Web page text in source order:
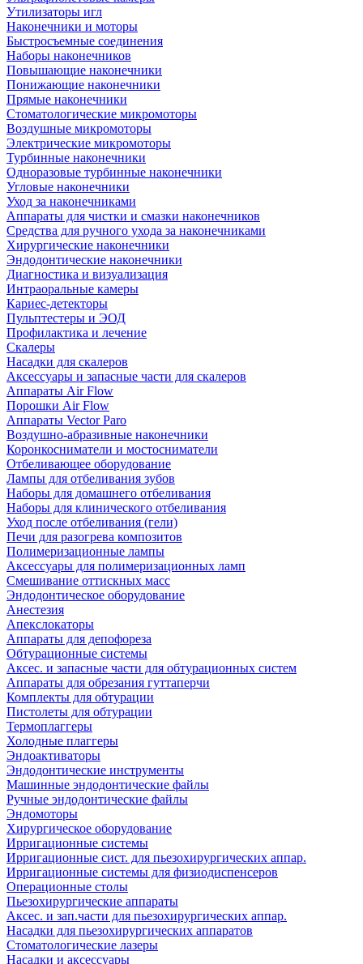
Утилизаторы игл
Наконечники и моторы
Быстросъемные соединения
Наборы наконечников
Повышающие наконечники
Понижающие наконечники
Прямые наконечники
Стоматологические микромоторы
Воздушные микромоторы
Электрические микромоторы
Турбинные наконечники
Одноразовые турбинные наконечники
Угловые наконечники
Уход за наконечниками
Аппараты для чистки и смазки наконечников
Средства для ручного ухода за наконечниками
Хирургические наконечники
Эндодонтические наконечники
Диагностика и визуализация
Интраоральные камеры
Кариес-детекторы
Пульптестеры и ЭОД
Профилактика и лечение
Скалеры
Насадки для скалеров
Аксессуары и запасные части для скалеров
Аппараты Air Flow
Порошки Air Flow
Аппараты Vector Paro
Воздушно-абразивные наконечники
Коронкосниматели и мостосниматели
Отбеливающее оборудование
Лампы для отбеливания зубов
Наборы для домашнего отбеливания
Наборы для клинического отбеливания
Уход после отбеливания (гели)
Печи для разогрева композитов
Полимеризационные лампы
Аксессуары для полимеризационных ламп
Смешивание оттискных масс
Эндодонтическое оборудование
Анестезия
Апекслокаторы
Аппараты для депофореза
Обтурационные системы
Аксес. и запасные части для обтурационных систем
Аппараты для обрезания гуттаперчи
Комплекты для обтурации
Пистолеты для обтурации
Термоплаггеры
Холодные плаггеры
Эндоактиваторы
Эндодонтические инструменты
Машинные эндодонтические файлы
Ручные эндодонтические файлы
Эндомоторы
Хирургическое оборудование
Ирригационные системы
Ирригационные сист. для пьезохирургических аппар.
Ирригационные системы для физиодиспенсеров
Операционные столы
Пьезохирургические аппараты
Аксес. и зап.части для пьезохирургических аппар.
Насадки для пьезохирургических аппаратов
Стоматологические лазеры
Насадки и аксессуары